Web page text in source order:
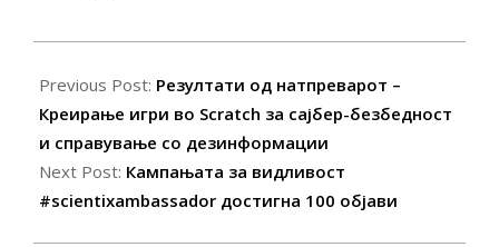
06-
20
Previous Post: Резултати од натпреварот –
Креирање игри во Scratch за сајбер-безбедност
и справување со дезинформации
Next Post: Кампањата за видливост
#scientixambassador достигна 100 објави